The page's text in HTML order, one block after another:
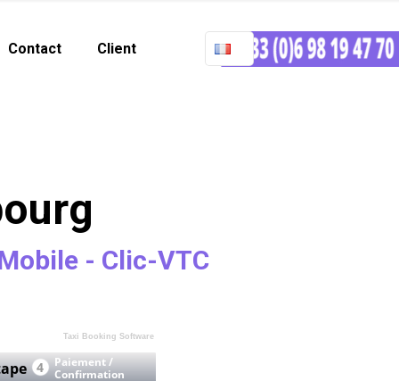
Contact Client
- Clic-VTC